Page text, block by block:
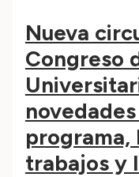
Nueva
Congreso
programa,
trabajos y